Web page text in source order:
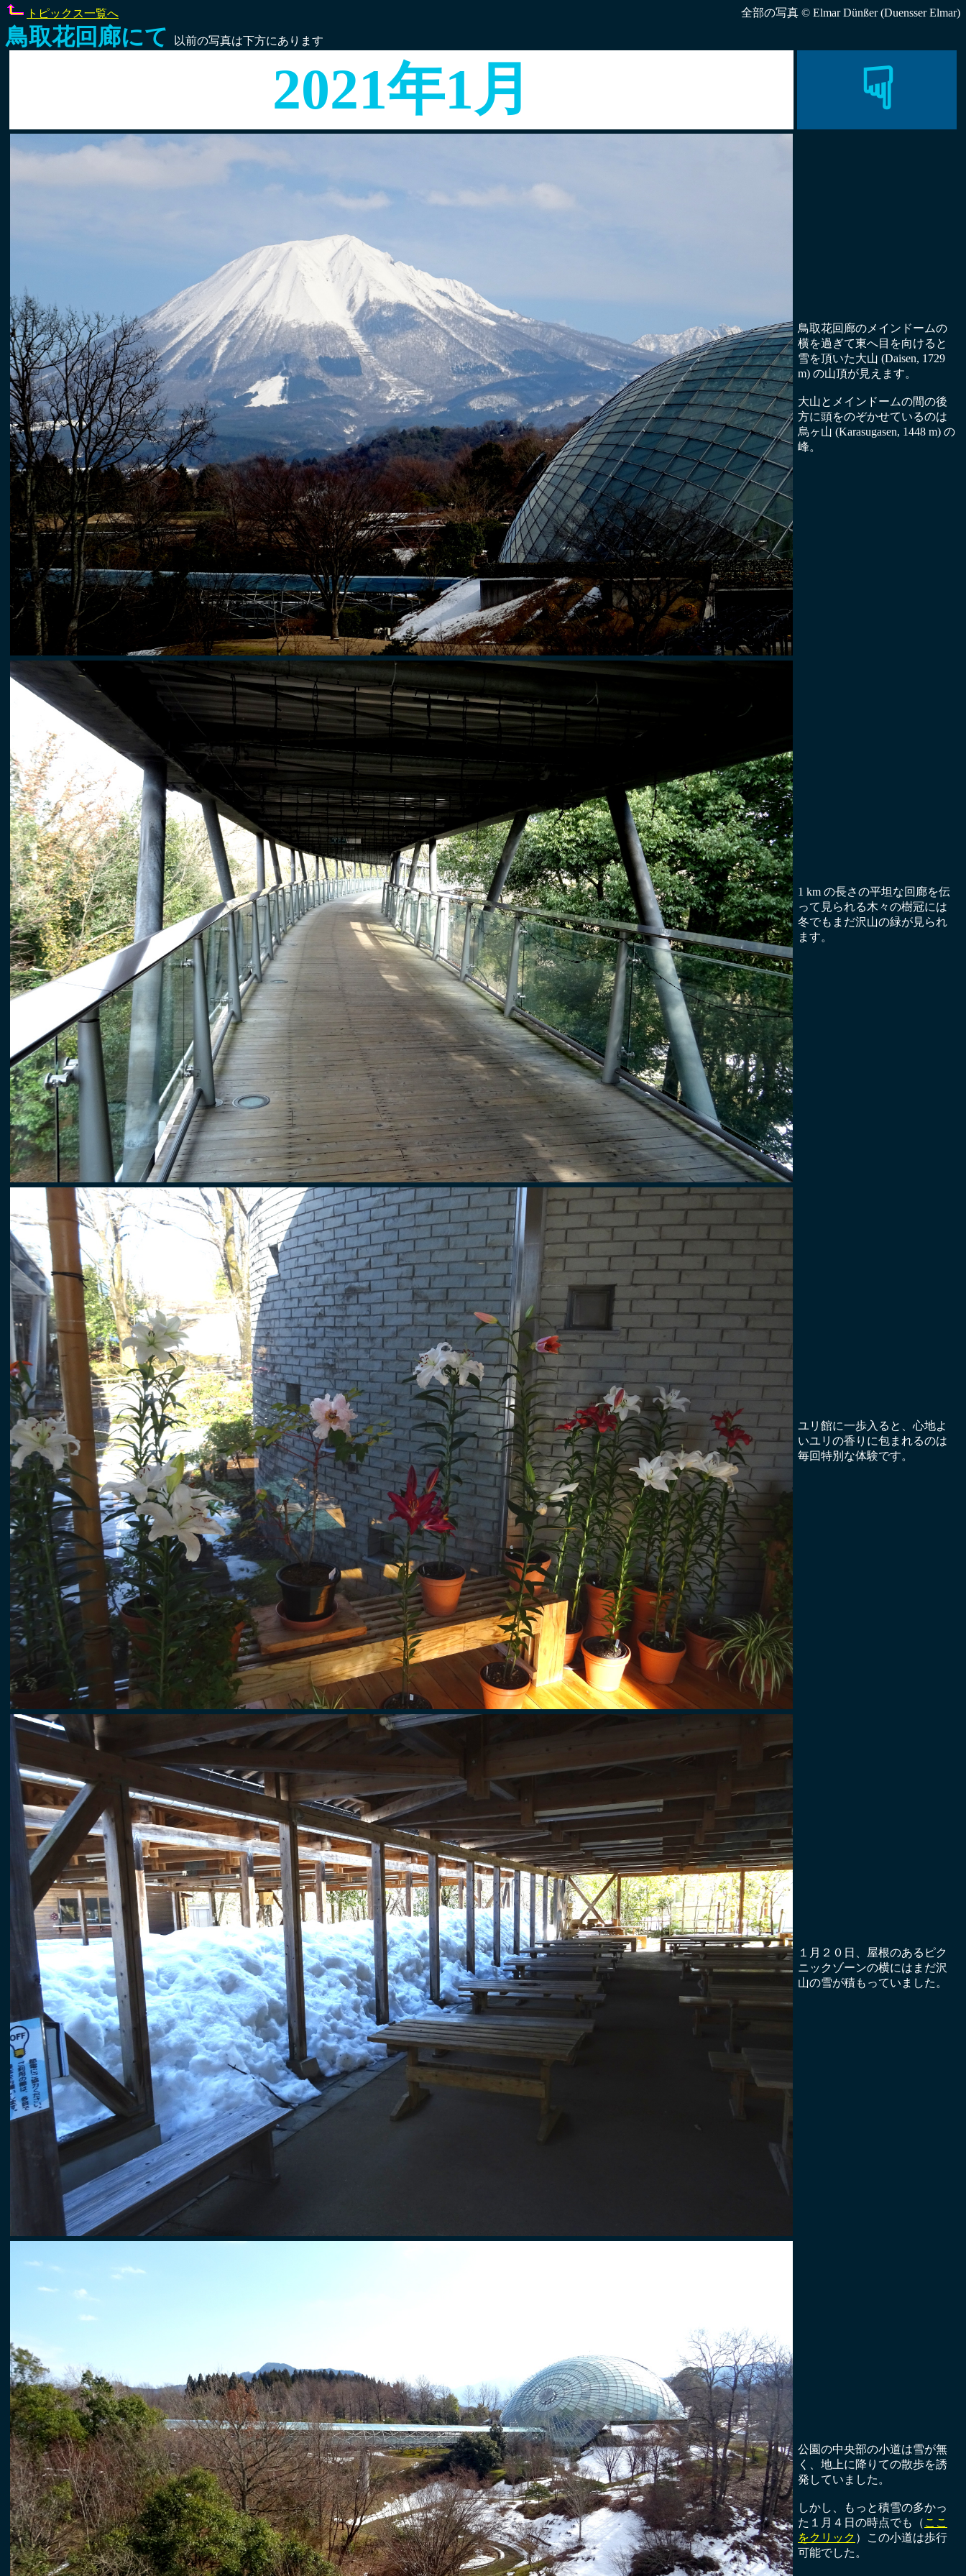
全部の写真 © Elmar Dünßer (Duensser Elmar)
トピックス一覧へ
鳥取花回廊にて 以前の写真は下方にあります
2021年1月 ☟
鳥取花回廊のメインドームの
横を過ぎて東へ目を向けると
雪を頂いた大山 (Daisen, 1729
m) の山頂が見えます。
大山とメインドームの間の後
方に頭をのぞかせているのは
烏ヶ山 (Karasugasen, 1448 m) の
峰。
1 km の長さの平坦な回廊を伝
って見られる木々の樹冠には
冬でもまだ沢山の緑が見られ
ます。
ユリ館に一歩入ると、心地よ
いユリの香りに包まれるのは
毎回特別な体験です。
１月２０日、屋根のあるピク
ニックゾーンの横にはまだ沢
山の雪が積もっていました。
公園の中央部の小道は雪が無
く、地上に降りての散歩を誘
発していました。
しかし、もっと積雪の多かっ
た１月４日の時点でも（ ここ
をクリック ）この小道は歩行
可能でした。